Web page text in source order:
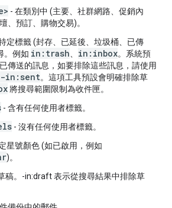
- 在類別中 (主要、社群網路、促銷內
、預訂、購物交易)。
定標籤 (封存、已延後、垃圾桶、已傳
。例如 in:trash in:inbox。系統預
傳送的訊息，如要排除這些訊息，請使用
-in:sent。這項工具預設會明確排除草
將搜尋範圍限制為收件匣。
- 含有任何使用者標籤。
- 沒有任何使用者標籤。
星號顏色 (如已啟用，例如
)。
稿。-in:draft 表示從搜尋結果中排除草